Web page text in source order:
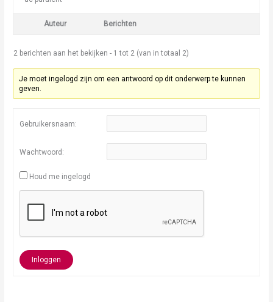
Auteur Berichten
2 berichten aan het bekijken - 1 tot 2 (van in totaal 2)
Je moet ingelogd zijn om een antwoord op dit onderwerp te kunnen
geven.
Gebruikersnaam:
Wachtwoord:
Houd me ingelogd
Inloggen